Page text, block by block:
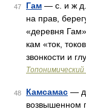
47 Гам — с. и ж д.
на прав,
«деревня
кам «ток,
звонкости и
48 Камсамас —
возвышенном